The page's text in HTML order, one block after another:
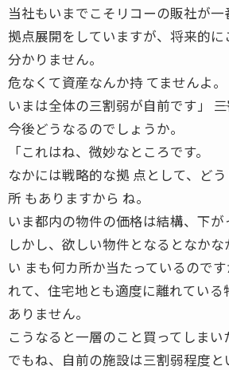
当社もいまでこそリコーの販社が
拠点展開をしていますが、将来的に
分かりません。
危なくて資産なんか持 てませんよ。
いまは全体の三割弱が自前です」 ――
今後どうなるのでしょうか。
「これはね、微妙なところです。
なかには戦略的な拠 点として、ど
所 もありますから ね。
いま都内の物件の価格は結構、下が
しかし、欲しい物件となるとなかな
い まも何カ所か当たっているので
れて、住宅地とも適度に離れている
ありません。
こうなると一層のこと買ってしまい
でもね、自前の施設は三割弱程度と